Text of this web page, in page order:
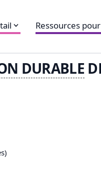
Ressources
DURABLE